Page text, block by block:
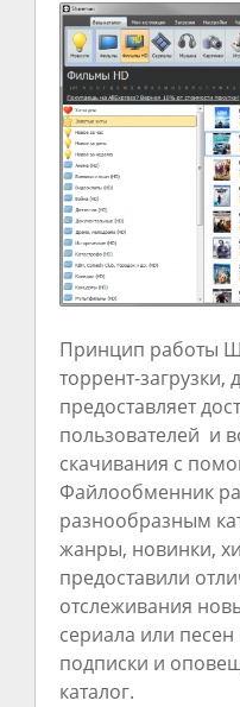
Принцип работы
торрент-загрузки,
предоставляет
пользователей и
скачивания с
Файлообменник
разнообразным
жанры, новинки,
предоставили
отслеживания
сериала или
подписки и
каталог.